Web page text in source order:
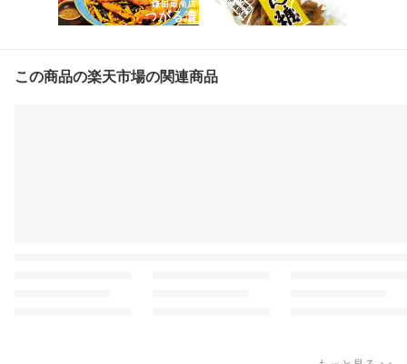
この商品の楽天市場の関連商品